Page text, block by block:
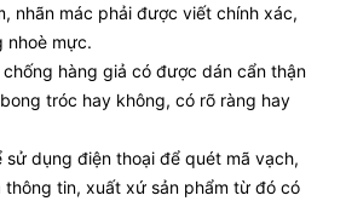
nhãn mác phải được viết chính xác,
nhoè mực.
hàng giả có được dán cẩn thận
tróc hay không, có rõ ràng hay
sử dụng điện thoại để quét mã vạch,
thông tin, xuất xứ sản phẩm từ đó có